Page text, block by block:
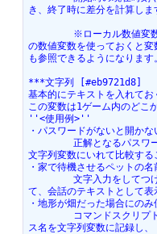
き、終了時に差分を計算しま
の数値変数を使っておくと
も参照できるようになります。
***文字列 [#eb9721d8]
基本的にテキストを入れてお
この変数は1ゲーム内のどこ
''<使用例>''
・パスワードがないと開か
文字列変数にいれて比較する
・家で待機させるペットの
て、会話のテキストとして表
・地形が畑だった場合にの
ス名を文字列変数に記録し